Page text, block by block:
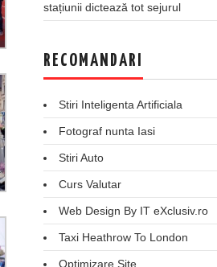
stațiunii dictează tot sejurul
RECOMANDARI
Stiri Inteligenta Artificiala
Fotograf nunta Iasi
Stiri Auto
Curs Valutar
Web Design By IT eXclusiv.ro
Taxi Heathrow To London
Optimizare Site